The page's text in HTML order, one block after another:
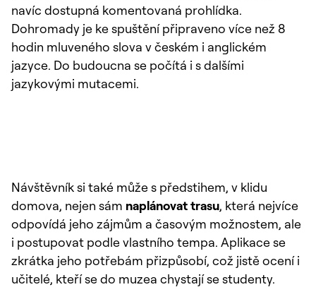
navíc dostupná komentovaná prohlídka.
Dohromady je ke spuštění připraveno více než 8
hodin mluveného slova v českém i anglickém
jazyce. Do budoucna se počítá i s dalšími
jazykovými mutacemi.
Návštěvník si také může s předstihem, v klidu
domova, nejen sám naplánovat trasu, která nejvíce
odpovídá jeho zájmům a časovým možnostem, ale
i postupovat podle vlastního tempa. Aplikace se
zkrátka jeho potřebám přizpůsobí, což jistě ocení i
učitelé, kteří se do muzea chystají se studenty.